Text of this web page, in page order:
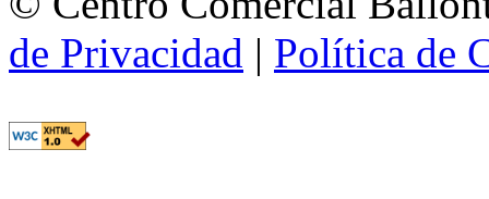
de Privacidad | Política de